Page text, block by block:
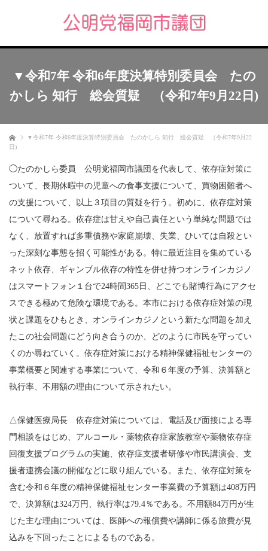
▼令和7年 令和6年度決算特別委員会 たの
かしら 知行 総会質疑 （令和7年9月22日)
ホーム
▼令和7年 令和6年度決算特別委員会 たのかしら 知行 総会質疑 （令和7年9月22
日)
◯たのかしら委員 公明党福岡市議団を代表して、依存症対策に
ついて、長期休暇中の児童への食事支援について、買物困難者へ
の支援について、以上３項目の質疑を行う。初めに、依存症対策
について尋ねる。依存症は甘えや自己責任という単純な問題では
なく、放置すれば多重債務や家庭崩壊、失業、ひいては自殺とい
った深刻な事態を招く可能性がある。特に最近注目を集めている
ネット依存、ギャンブル依存の特性を併せ持つオンラインカジノ
はスマートフォン１台で24時間365日、どこでも賭博行為にアクセ
スできる極めて危険な環境である。本市における依存症対策の現
状と課題をひもとき、オンラインカジノという新たな問題を加え
たこの社会問題にどう向き合うのか、どのように市民を守ってい
くのか尋ねていく。依存症対策における精神保健福祉センターの
事業概要と関連する事業について、令和６年度の予算、決算額と
執行率、不用額の理由について示されたい。
△保健医療局長 依存症対策については、電話及び面接による専
門相談をはじめ、アルコール・薬物依存症家族教室や薬物依存症
回復支援プログラムの実施、依存症支援者研修や市民講演会、支
援者連携会議の開催などに取り組んでいる。また、依存症対策を
含む令和６年度の精神保健福祉センター事業費の予算額は408万円
で、決算額は324万円、執行率は79.4％である。不用額84万円が生
じた主な理由については、医師への報償費や講師に係る旅費が見
込みを下回ったことによるものである。